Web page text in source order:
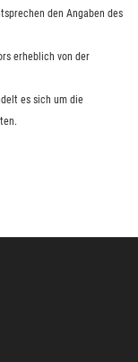
den Angaben des
erheblich von der
es sich um die